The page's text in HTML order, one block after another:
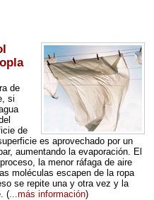
de
si
de
es aprovechado por un
aumentando la evaporación. El
la menor ráfaga de aire
moléculas escapen de la ropa
se repite una y otra vez y la
(...más información)